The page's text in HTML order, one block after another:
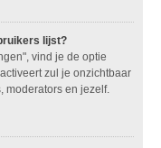
lijst?
vind je de optie
zul je onzichtbaar
moderators en jezelf.